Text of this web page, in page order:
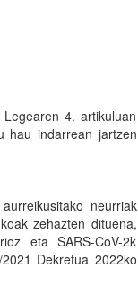
4. artikuluan
hau indarrean jartzen
neurriak
zehazten dituena,
eta SARS-CoV-2k
Dekretua 2022ko